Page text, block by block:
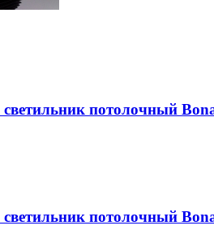
потолочный
потолочный